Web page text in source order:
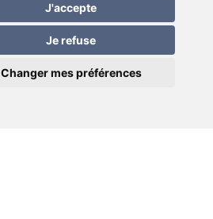
J'accepte
Je refuse
Changer mes préférences